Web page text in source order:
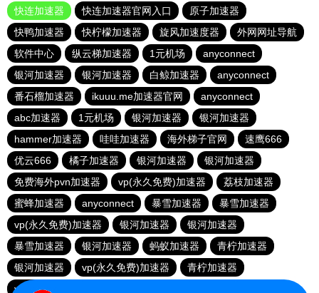
快连加速器
快连加速器官网入口
原子加速器
快鸭加速器
快柠檬加速器 旋风加速度器
外网网址导航
软件中心
纵云梯加速器 1元机场
anyconnect
银河加速器
银河加速器 白鲸加速器
anyconnect
番石榴加速器
ikuuu.me加速器官网
anyconnect
abc加速器
1元机场 银河加速器
银河加速器
hammer加速器
哇哇加速器 海外梯子官网
速鹰666
优云666
橘子加速器 银河加速器
银河加速器
免费海外pvn加速器
vp(永久免费)加速器
荔枝加速器
蜜蜂加速器
anyconnect 暴雪加速器
暴雪加速器
vp(永久免费)加速器
银河加速器
银河加速器
暴雪加速器
银河加速器 蚂蚁加速器
青柠加速器
银河加速器
vp(永久免费)加速器
青柠加速器
veee加速器